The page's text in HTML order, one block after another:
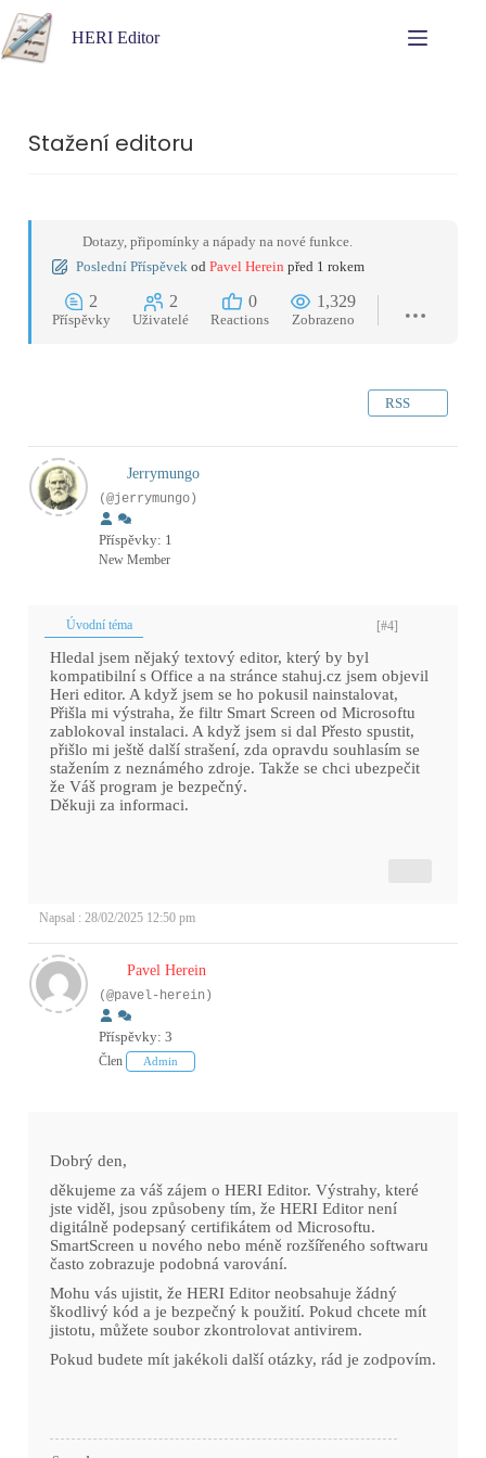
HERI Editor
Stažení editoru
Dotazy, připomínky a nápady na nové funkce.
Poslední Příspěvek od Pavel Herein před 1 rokem
2
Příspěvky
2
Uživatelé
0
Reactions
1,329
Zobrazeno
RSS
Jerrymungo
(@jerrymungo)
Příspěvky: 1
New Member
Úvodní téma [#4]
Hledal jsem nějaký textový editor, který by byl
kompatibilní s Office a na stránce stahuj.cz jsem objevil
Heri editor. A když jsem se ho pokusil nainstalovat,
Přišla mi výstraha, že filtr Smart Screen od Microsoftu
zablokoval instalaci. A když jsem si dal Přesto spustit,
přišlo mi ještě další strašení, zda opravdu souhlasím se
stažením z neznámého zdroje. Takže se chci ubezpečit
že Váš program je bezpečný.
Děkuji za informaci.
Napsal : 28/02/2025 12:50 pm
Pavel Herein
(@pavel-herein)
Příspěvky: 3
Člen Admin
Dobrý den,
děkujeme za váš zájem o HERI Editor. Výstrahy, které
jste viděl, jsou způsobeny tím, že HERI Editor není
digitálně podepsaný certifikátem od Microsoftu.
SmartScreen u nového nebo méně rozšířeného softwaru
často zobrazuje podobná varování.
Mohu vás ujistit, že HERI Editor neobsahuje žádný
škodlivý kód a je bezpečný k použití. Pokud chcete mít
jistotu, můžete soubor zkontrolovat antivirem.
Pokud budete mít jakékoli další otázky, rád je zodpovím.